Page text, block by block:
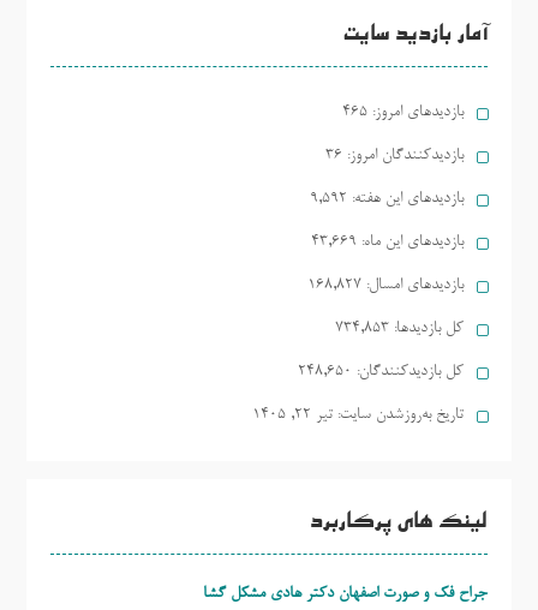
آمار بازدید سایت
بازدیدهای امروز: 465
بازدیدکنندگان امروز: 36
بازدیدهای این هفته: 9,592
بازدیدهای این ماه: 43,669
بازدیدهای امسال: 168,827
کل بازدیدها: 734,853
کل بازدیدکنند‌گان: 248,650
تاریخ به‌روزشدن سایت: تیر ۲۲, ۱۴۰۵
لینک های پرکاربرد
جراح فک و صورت اصفهان دکتر هادی مشکل گشا